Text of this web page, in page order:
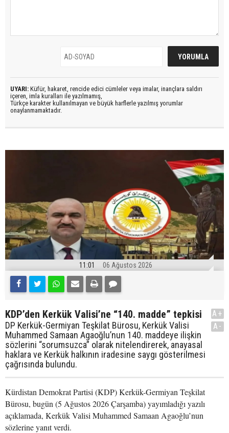
UYARI: Küfür, hakaret, rencide edici cümleler veya imalar, inançlara saldırı
içeren, imla kuralları ile yazılmamış,
Türkçe karakter kullanılmayan ve büyük harflerle yazılmış yorumlar
onaylanmamaktadır.
11:01 06 Ağustos 2026
KDP’den Kerkük Valisi’ne “140. madde” tepkisi
DP Kerkük-Germiyan Teşkilat Bürosu, Kerkük Valisi
Muhammed Samaan Agaoğlu’nun 140. maddeye ilişkin
sözlerini “sorumsuzca” olarak nitelendirerek, anayasal
haklara ve Kerkük halkının iradesine saygı gösterilmesi
çağrısında bulundu.
A+
A-
Kürdistan Demokrat Partisi (KDP) Kerkük-Germiyan Teşkilat
Bürosu, bugün (5 Ağustos 2026 Çarşamba) yayımladığı yazılı
açıklamada, Kerkük Valisi Muhammed Samaan Agaoğlu’nun
sözlerine yanıt verdi.